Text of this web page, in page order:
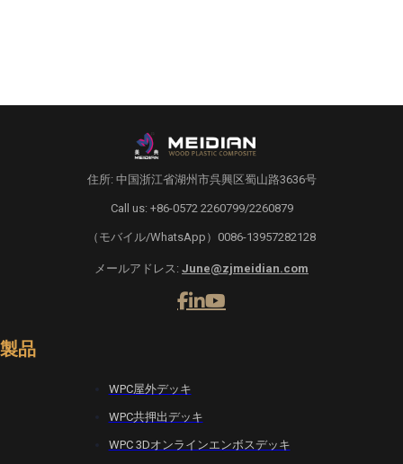
住所: 中国浙江省湖州市呉興区蜀山路3636号
Call us: +86-0572 2260799/2260879
（モバイル/WhatsApp）0086-13957282128
メールアドレス: June@zjmeidian.com
製品
WPC屋外デッキ
WPC共押出デッキ
WPC 3Dオンラインエンボスデッキ